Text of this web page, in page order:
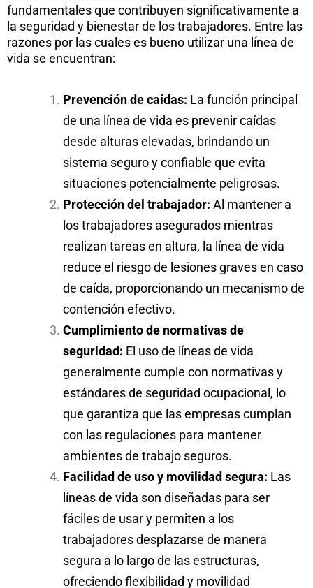
fundamentales que contribuyen significativamente a
la seguridad y bienestar de los trabajadores. Entre las
razones por las cuales es bueno utilizar una línea de
vida se encuentran:
Prevención de caídas: La función principal
de una línea de vida es prevenir caídas
desde alturas elevadas, brindando un
sistema seguro y confiable que evita
situaciones potencialmente peligrosas.
Protección del trabajador: Al mantener a
los trabajadores asegurados mientras
realizan tareas en altura, la línea de vida
reduce el riesgo de lesiones graves en caso
de caída, proporcionando un mecanismo de
contención efectivo.
Cumplimiento de normativas de
seguridad: El uso de líneas de vida
generalmente cumple con normativas y
estándares de seguridad ocupacional, lo
que garantiza que las empresas cumplan
con las regulaciones para mantener
ambientes de trabajo seguros.
Facilidad de uso y movilidad segura: Las
líneas de vida son diseñadas para ser
fáciles de usar y permiten a los
trabajadores desplazarse de manera
segura a lo largo de las estructuras,
ofreciendo flexibilidad y movilidad